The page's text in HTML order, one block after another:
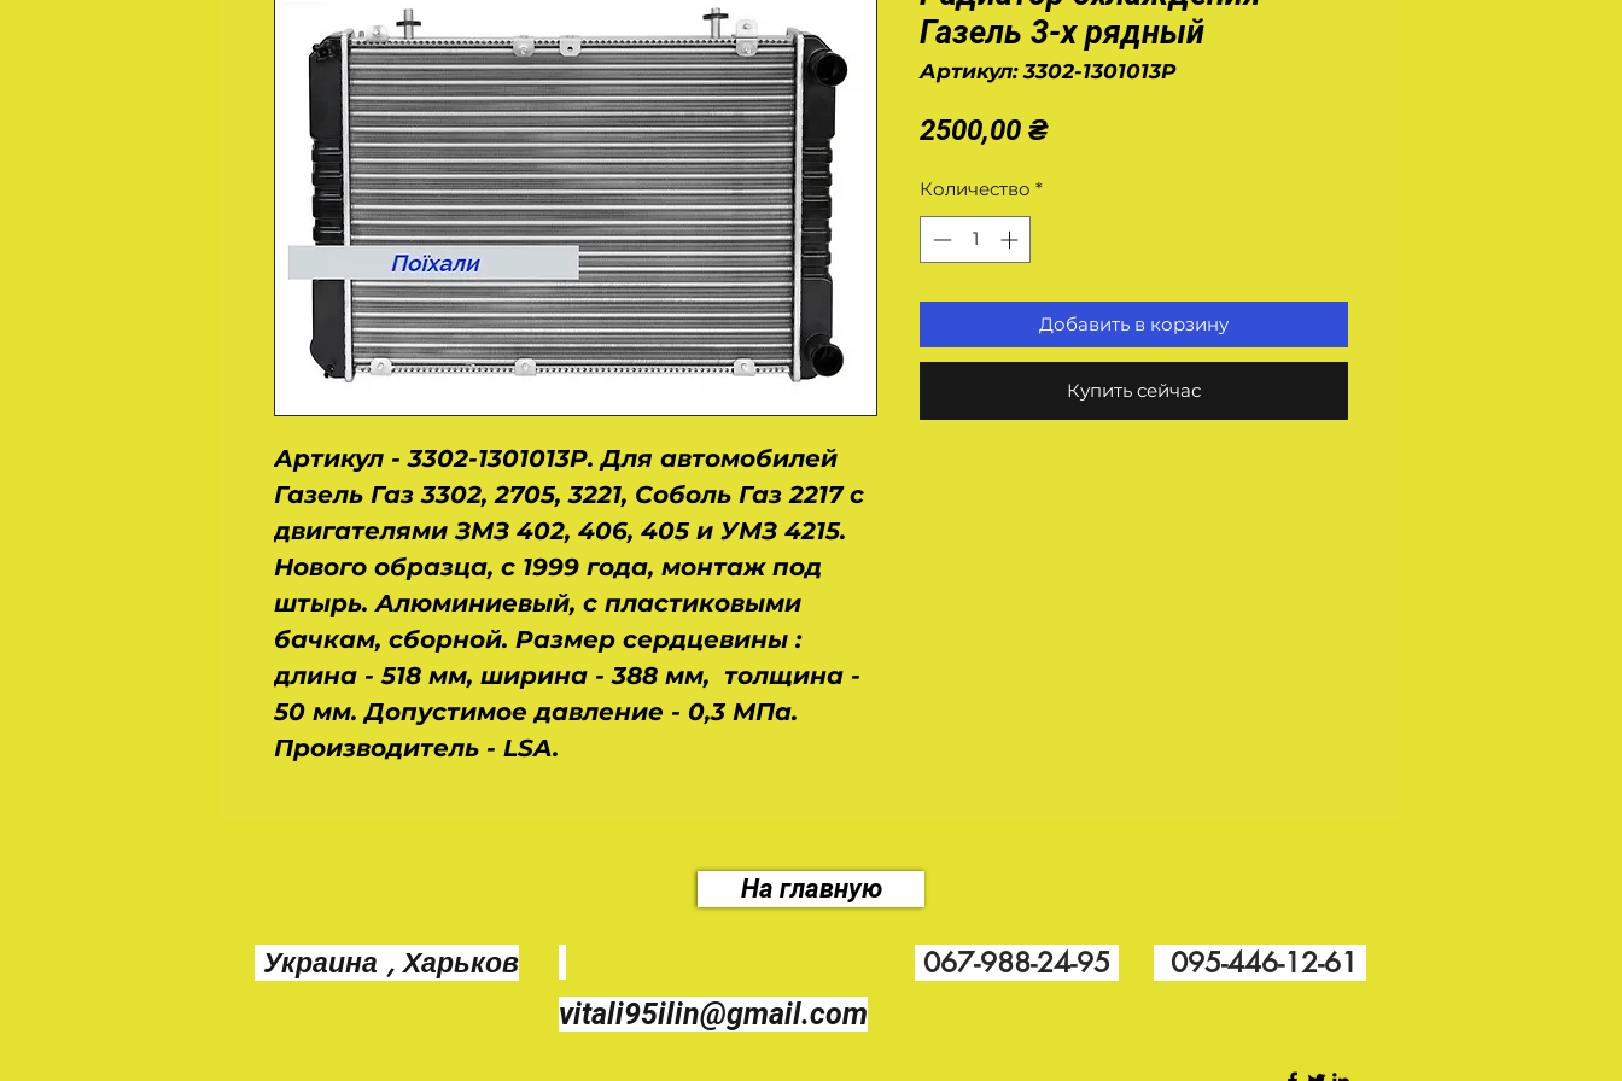
Артикул - 3302-1301013Р. Для автомобилей
Газель Газ 3302, 2705, 3221, Соболь Газ 2217 с
двигателями ЗМЗ 402, 406, 405 и УМЗ 4215.
Нового образца, с 1999 года, монтаж под
штырь. Алюминиевый, с пластиковыми
бачкам, сборной. Размер сердцевины :
длина - 518 мм, ширина - 388 мм, толщина -
50 мм. Допустимое давление - 0,3 МПа.
Производитель - LSA.
Газель 3-х рядный
Артикул: 3302-1301013Р
2500,00 ₴Цена
Количество *
Добавить в корзину
Купить сейчас
На главную
Украина , Харьков
vitali95ilin@gmail.com
067-988-24-95 095-446-12-61